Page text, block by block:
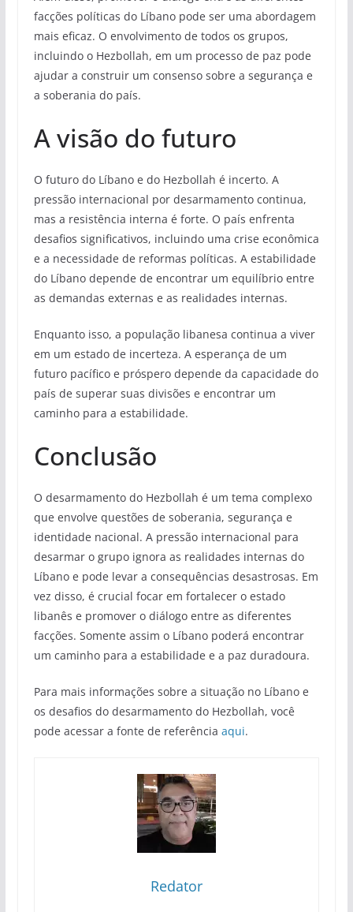
facções políticas do Líbano pode ser uma abordagem
mais eficaz. O envolvimento de todos os grupos,
incluindo o Hezbollah, em um processo de paz pode
ajudar a construir um consenso sobre a segurança e
a soberania do país.
A visão do futuro
O futuro do Líbano e do Hezbollah é incerto. A
pressão internacional por desarmamento continua,
mas a resistência interna é forte. O país enfrenta
desafios significativos, incluindo uma crise econômica
e a necessidade de reformas políticas. A estabilidade
do Líbano depende de encontrar um equilíbrio entre
as demandas externas e as realidades internas.
Enquanto isso, a população libanesa continua a viver
em um estado de incerteza. A esperança de um
futuro pacífico e próspero depende da capacidade do
país de superar suas divisões e encontrar um
caminho para a estabilidade.
Conclusão
O desarmamento do Hezbollah é um tema complexo
que envolve questões de soberania, segurança e
identidade nacional. A pressão internacional para
desarmar o grupo ignora as realidades internas do
Líbano e pode levar a consequências desastrosas. Em
vez disso, é crucial focar em fortalecer o estado
libanês e promover o diálogo entre as diferentes
facções. Somente assim o Líbano poderá encontrar
um caminho para a estabilidade e a paz duradoura.
Para mais informações sobre a situação no Líbano e
os desafios do desarmamento do Hezbollah, você
pode acessar a fonte de referência aqui.
Redator